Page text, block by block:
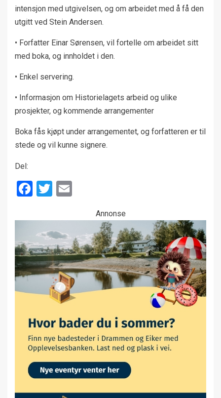
intensjon med utgivelsen, og om arbeidet med å få den
utgitt ved Stein Andersen.
• Forfatter Einar Sørensen, vil fortelle om arbeidet sitt
med boka, og innholdet i den.
• Enkel servering.
• Informasjon om Historielagets arbeid og ulike
prosjekter, og kommende arrangementer
Boka fås kjøpt under arrangementet, og forfatteren er til
stede og vil kunne signere.
Del:
Facebook
Twitter
Annonse